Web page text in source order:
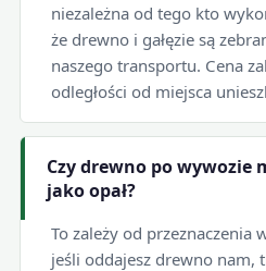
niezależna od tego kto
że drewno i gałęzie są
naszego transportu. Cena
odległości od miejsca
Czy drewno po wywozie
jako opał?
To zależy od
jeśli oddajesz drewno nam,